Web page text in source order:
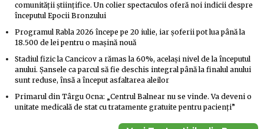
comunității științifice. Un colier spectaculos oferă noi indicii despre
începutul Epocii Bronzului
Programul Rabla 2026 începe pe 20 iulie, iar șoferii pot lua până la
18.500 de lei pentru o mașină nouă
Stadiul fizic la Cancicov a rămas la 60%, același nivel de la începutul
anului. Șansele ca parcul să fie deschis integral până la finalul anului
sunt reduse, însă a început asfaltarea aleilor
Primarul din Târgu Ocna: „Centrul Balnear nu se vinde. Va deveni o
unitate medicală de stat cu tratamente gratuite pentru pacienți”